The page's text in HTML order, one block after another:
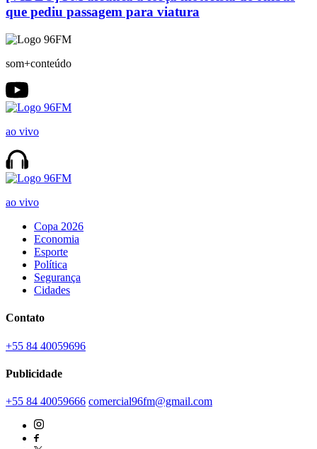
que pediu passagem para viatura
som+conteúdo
ao vivo
ao vivo
Copa 2026
Economia
Esporte
Política
Segurança
Cidades
Contato
+55 84 40059696
Publicidade
+55 84 40059666 comercial96fm@gmail.com